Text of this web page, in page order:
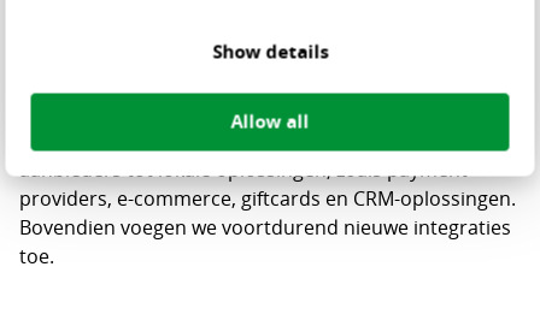
Show details
Allow all
Het Omnichannel Business Platform biedt een breed
aanbieders tot lokale oplossingen, zoals payment
providers, e-commerce, giftcards en CRM-oplossingen.
Bovendien voegen we voortdurend nieuwe integraties
toe.